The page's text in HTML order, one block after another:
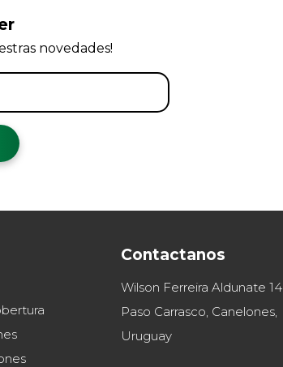
Contactanos
Wilson Ferreira Aldunate 14
Paso Carrasco, Canelones,
Uruguay
novedades!